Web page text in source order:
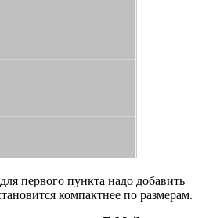
первого пункта надо добавить
компактнее по размерам.